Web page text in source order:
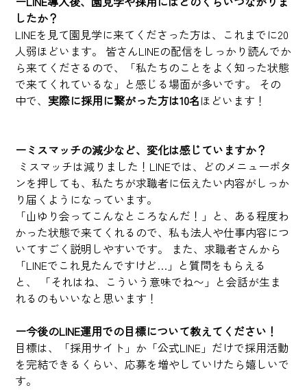
したか？
LINEを見て園見学に来てくださった方は、これまでに20
人弱ほどいます。 皆さんLINEの配信をしっかり読んでか
ら来てくださるので、「私たちのことをよく知った状態
で来てくれているな」と感じる場面が多いです。 その
中で、実際に採用に繋がった方は10名ほどいます！
ーミスマッチの減少など、変化は感じていますか？
ミスマッチは減りました！LINEでは、どのメニューボタ
ンを押しても、私たちが求職者に伝えたい内容がしっか
り届くようになっています。
「山ゆり会ってこんなところなんだ！」と、ある程度わ
かった状態で来てくれるので、私も法人や仕事内容につ
いてすごく説明しやすいです。 また、求職者さんから
「LINEでこれ見たんですけど…」と質問をもらえる
と、 「それはね、こういう意味でね〜」と会話が生ま
れるのもいいなと思います！
ー今後のLINE運用での目標について教えてください！
目標は、「採用サイト」か「公式LINE」だけで採用活動
を完結できるくらい、応募を増やしていけたら嬉しいで
す。